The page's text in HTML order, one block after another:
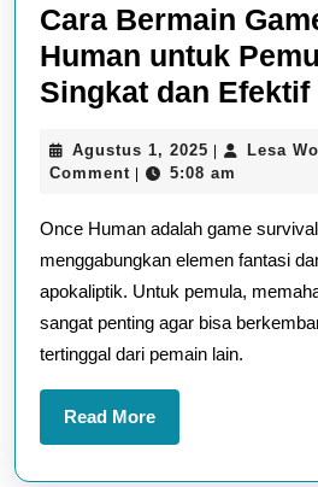
Cara Bermain
Human untuk
Singkat dan Efektif
Agustus 1, 2025 Agustus
1,
Lesa
Comment
5:08 am
Once Human adalah game
menggabungkan elemen fantasi
apokaliptik. Untuk pemula,
sangat penting agar bisa
tertinggal dari pemain lain.
Read MoreRead
More